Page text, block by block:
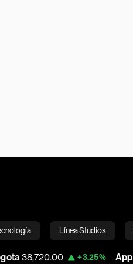
Línea Studios
English
+3.25% Apple 308.63